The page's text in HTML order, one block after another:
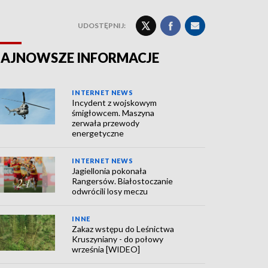
UDOSTĘPNIJ:
INFORMACJE
INTERNET NEWS
Incydent z wojskowym
śmigłowcem. Maszyna
zerwała przewody
energetyczne
INTERNET NEWS
Jagiellonia pokonała
Rangersów. Białostoczanie
odwrócili losy meczu
INNE
Zakaz wstępu do Leśnictwa
Kruszyniany - do połowy
września [WIDEO]